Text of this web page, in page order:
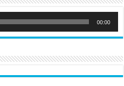
00:00